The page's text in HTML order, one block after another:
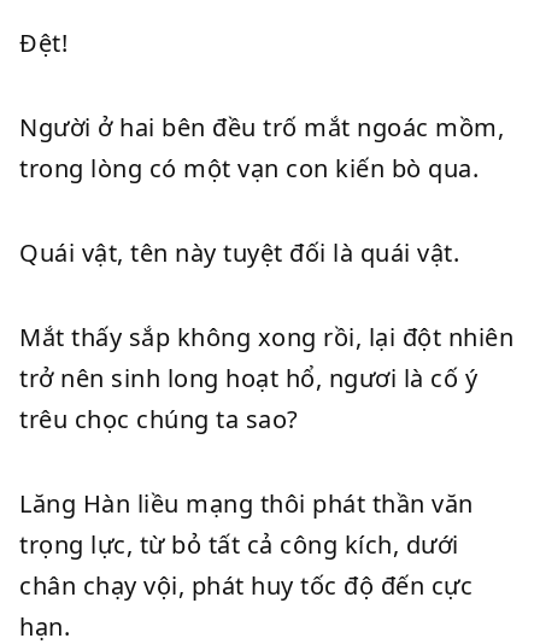
Đệt!
Người ở hai bên đều trố mắt ngoác mồm,
trong lòng có một vạn con kiến bò qua.
Quái vật, tên này tuyệt đối là quái vật.
Mắt thấy sắp không xong rồi, lại đột nhiên
trở nên sinh long hoạt hổ, ngươi là cố ý
trêu chọc chúng ta sao?
Lăng Hàn liều mạng thôi phát thần văn
trọng lực, từ bỏ tất cả công kích, dưới
chân chạy vội, phát huy tốc độ đến cực
hạn.